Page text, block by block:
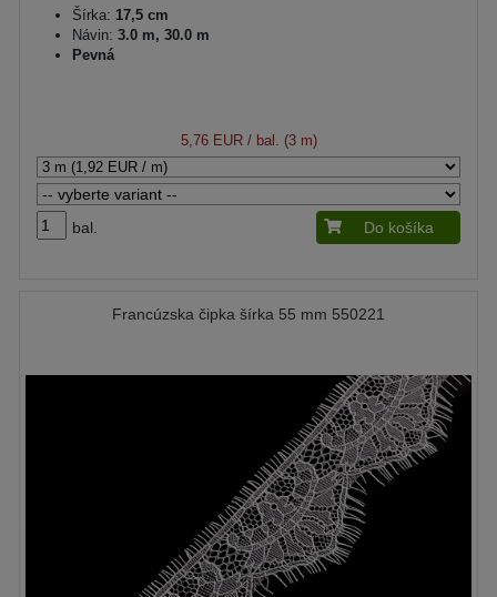
Šírka: 17,5 cm
Návin: 3.0 m, 30.0 m
Pevná
5,76 EUR/ bal. (3 m)
bal. Do košíka
Francúzska čipka šírka 55 mm 550221